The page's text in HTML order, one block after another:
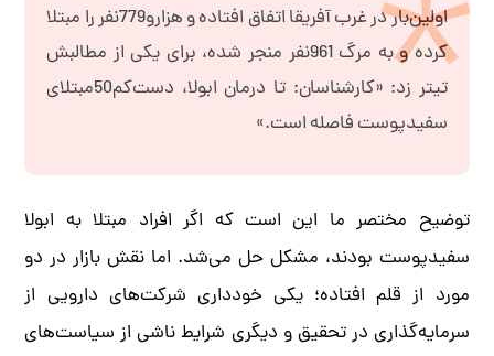
اولین‌بار در غرب آفریقا اتفاق افتاده و هزارو779نفر را مبتلا
کرده و به مرگ 961نفر منجر شده، برای یکی از مطالبش
تیتر زد: «کارشناسان: تا درمان ابولا، دست‌کم50مبتلای
سفیدپوست فاصله است.»
توضیح مختصر ما این است که اگر افراد مبتلا به ابولا
سفیدپوست بودند، مشکل حل می‌شد. اما نقش بازار در دو
مورد از قلم افتاده؛ یکی خودداری شرکت‌های دارویی از
سرمایه‌گذاری در تحقیق و دیگری شرایط ناشی از سیاست‌های